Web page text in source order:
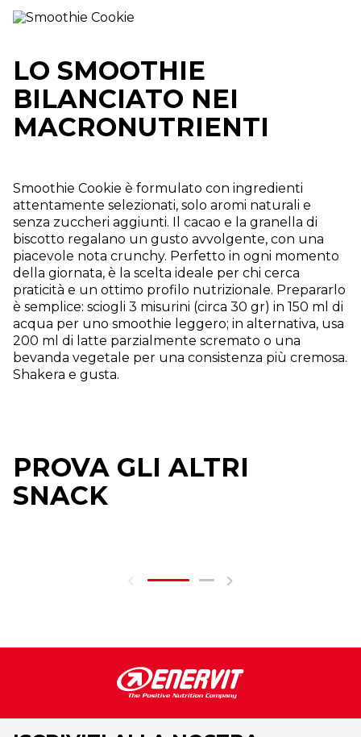
LO SMOOTHIE
BILANCIATO NEI
MACRONUTRIENTI
Smoothie Cookie è formulato con ingredienti
attentamente selezionati, solo aromi naturali e
senza zuccheri aggiunti. Il cacao e la granella di
biscotto regalano un gusto avvolgente, con una
piacevole nota crunchy. Perfetto in ogni momento
della giornata, è la scelta ideale per chi cerca
praticità e un ottimo profilo nutrizionale. Prepararlo
è semplice: sciogli 3 misurini (circa 30 gr) in 150 ml di
acqua per uno smoothie leggero; in alternativa, usa
200 ml di latte parzialmente scremato o una
bevanda vegetale per una consistenza più cremosa.
Shakera e gusta.
PROVA GLI ALTRI
SNACK